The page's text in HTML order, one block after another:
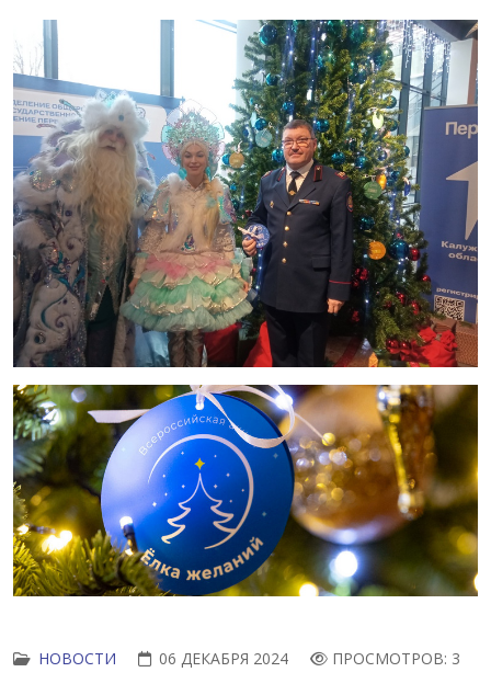
НОВОСТИ 06 ДЕКАБРЯ 2024 ПРОСМОТРОВ: 3